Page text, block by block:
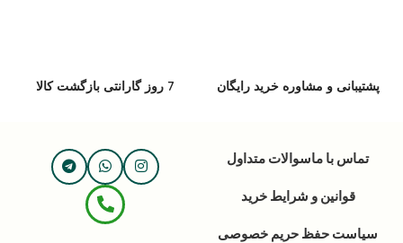
پشتیبانی و مشاوره خرید رایگان 7 روز گارانتی بازگشت کالا
تماس با ماسوالات متداول
قوانین و شرایط خرید
سیاست حفظ حریم خصوصی